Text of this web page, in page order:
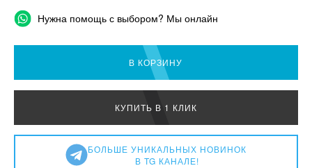
Нужна помощь с выбором? Мы онлайн
В КОРЗИНУ
КУПИТЬ В 1 КЛИК
БОЛЬШЕ УНИКАЛЬНЫХ НОВИНОК
В TG КАНАЛЕ!